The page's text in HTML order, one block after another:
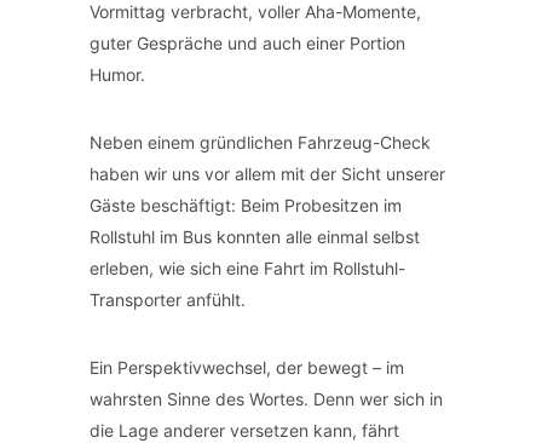
Vormittag verbracht, voller Aha-Momente,
guter Gespräche und auch einer Portion
Humor.
Neben einem gründlichen Fahrzeug-Check
haben wir uns vor allem mit der Sicht unserer
Gäste beschäftigt: Beim Probesitzen im
Rollstuhl im Bus konnten alle einmal selbst
erleben, wie sich eine Fahrt im Rollstuhl-
Transporter anfühlt.
Ein Perspektivwechsel, der bewegt – im
wahrsten Sinne des Wortes. Denn wer sich in
die Lage anderer versetzen kann, fährt